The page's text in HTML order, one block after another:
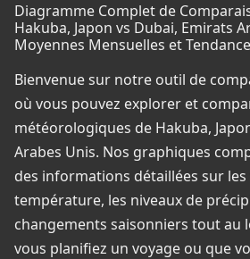
Diagramme Complet de
Hakuba, Japon vs Dubai, Emirats
Moyennes Mensuelles et
Bienvenue sur notre outil de
où vous pouvez explorer et
météorologiques de Hakuba,
Arabes Unis. Nos graphiques
des informations détaillées sur
température, les niveaux de
changements saisonniers tout au
vous planifiez un voyage ou que